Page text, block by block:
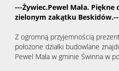
---Żywiec.Pewel Mała.
zielonym zakątku
Z ogromną przyjemnością
położone działki budowlane
Pewel Mała w gminie Świnna w